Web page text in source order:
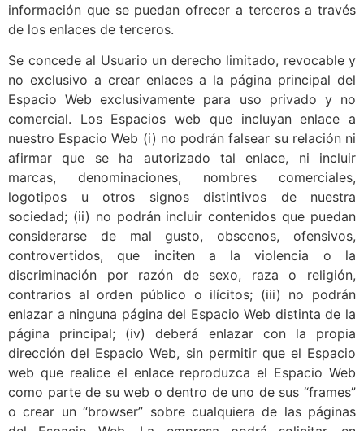
información que se puedan ofrecer a terceros a través
de los enlaces de terceros.
Se concede al Usuario un derecho limitado, revocable y
no exclusivo a crear enlaces a la página principal del
Espacio Web exclusivamente para uso privado y no
comercial. Los Espacios web que incluyan enlace a
nuestro Espacio Web (i) no podrán falsear su relación ni
afirmar que se ha autorizado tal enlace, ni incluir
marcas, denominaciones, nombres comerciales,
logotipos u otros signos distintivos de nuestra
sociedad; (ii) no podrán incluir contenidos que puedan
considerarse de mal gusto, obscenos, ofensivos,
controvertidos, que inciten a la violencia o la
discriminación por razón de sexo, raza o religión,
contrarios al orden público o ilícitos; (iii) no podrán
enlazar a ninguna página del Espacio Web distinta de la
página principal; (iv) deberá enlazar con la propia
dirección del Espacio Web, sin permitir que el Espacio
web que realice el enlace reproduzca el Espacio Web
como parte de su web o dentro de uno de sus “frames”
o crear un “browser” sobre cualquiera de las páginas